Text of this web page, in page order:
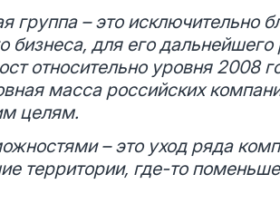
– это исключительно
бизнеса, для его
относительно уровня
масса российских
целям.
– это уход ряда
территории, где-то